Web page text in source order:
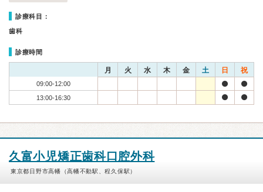
診療科目：
歯科
診療時間
月 火 水 木 金 土 日 祝
09:00-12:00
13:00-16:30
久富小児矯正歯科口腔外科
東京都日野市高幡（高幡不動駅、程久保駅）